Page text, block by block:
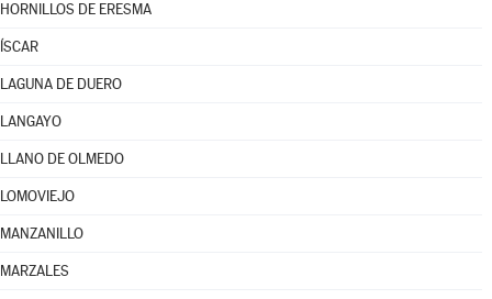
HORNILLOS DE ERESMA
ÍSCAR
LAGUNA DE DUERO
LANGAYO
LLANO DE OLMEDO
LOMOVIEJO
MANZANILLO
MARZALES